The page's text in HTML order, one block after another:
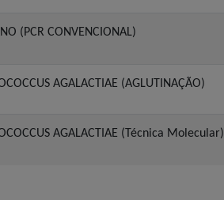
(PCR CONVENCIONAL)
AGALACTIAE (AGLUTINAÇÃO)
AGALACTIAE (Técnica Molecular)